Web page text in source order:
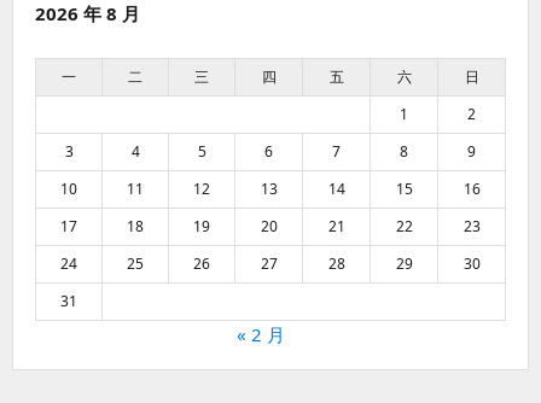
2026 年 8 月
一 二 三 四 五 六
日
1
2
3
4 5 6 7 8
9
10
11 12 13 14 15
16
17
18 19 20 21 22
23
24
25 26 27 28 29
30
31
« 2 月